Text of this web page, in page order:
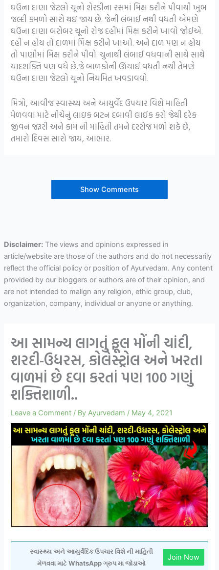
ઘઉંના દાણા જેટલો ચૂનો શેરડીના રસમાં મિક્ષ કરીને પીવાથી ખુબ
જલ્દી કમળો સારો થઇ જાય છે. જેની લંબાઈ નથી વધતી એમણે
ઘઉંના દાણા બરોબર ચૂનો રોજ દહીંમાં મિક્ષ કરીને ખાવો જોઈએ.
દહીં ન હોય તો દાળમાં મિક્ષ કરીને ખાઓ. અને દાળ પણ ન હોય
તો પાણીમાં મિક્ષ કરીને પીવો. ચુનાથી લંબાઈ વધવાની સાથે સાથે
યાદશક્તિ પણ વધે છે.જે બાળકોની ઊંચાઈ વધતી નથી તેમણે
ઘઉંના દાણા જેટલો ચૂનો નિયમિત ખવડાવવો.
મિત્રો, આવીજ સ્વાસ્થ્ય અને આયુર્વેદ ઉપચાર વિશે માહિતી
મેળવવા માટે નીચેનું લાઇક બટન દબાવી લાઈક કરો જેથી દરેક
જીવન જરૂરી અને કામ ની માહિતી તમને દરરોજ મળી શકે છે,
તમારો દિવસ સારો જાય, આભાર.
Show Comments
Disclaimer:The views and opinions expressed in
article/website are those of the authors and do not necessarily
reflect the official policy or position of Ayurvedam. Any content
provided by our bloggers or authors are of their opinion, and
are not intended to malign any religion, ethic group, club,
organization, company, individual or anyone or anything.
આ સામન્ય લાગતું ફૂલ મોંની ચાંદી,
શરદી-ઉધરસ, કોલેસ્ટ્રોલ અને ખરતા
વાળમાં છે દવા કરતાં પણ 100 ગણું
શક્તિશાળી..
Leave a Comment / ByAyurvedam / May 4, 2021
સ્વાસ્થ્ય અને આયુર્વેદિક ઉપચાર વિશે ની માહિતી
મેળવવા માટે WhatsApp ગ્રુપ મા જોડાઓ
Join Now